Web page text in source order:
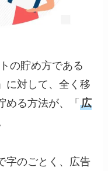
の貯め方である
に対して、全く移
める方法が、「広
字のごとく、広告